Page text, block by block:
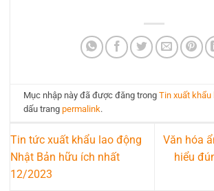
Mục nhập này đã được đăng trongTin xuất khẩu
dấu trangpermalink.
Tin tức xuất khẩu lao động
Nhật Bản hữu ích nhất
12/2023
Văn hóa
hiểu